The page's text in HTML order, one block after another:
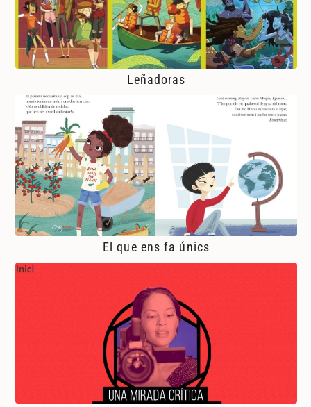
Leñadoras
El que ens fa únics